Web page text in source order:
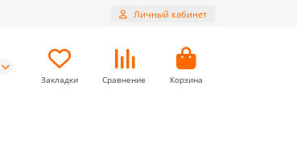
Личный кабинет
Закладки Сравнение Корзина